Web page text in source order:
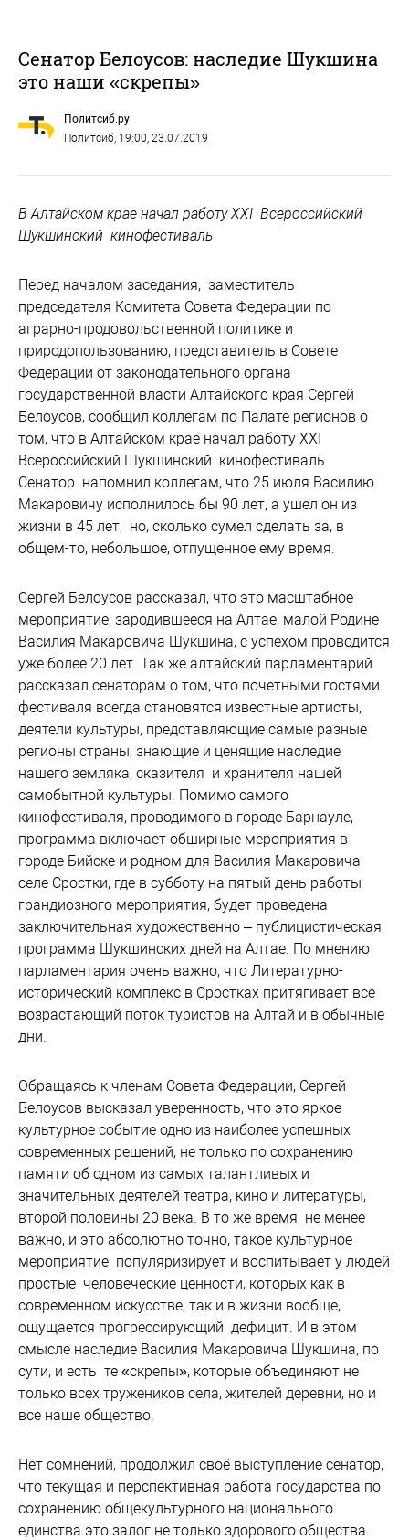
Сенатор Белоусов: наследие Шукшина
это наши «скрепы»
Политсиб.ру
Политсиб, 19:00, 23.07.2019
В Алтайском крае начал работу ХХI Всероссийский
Шукшинский кинофестиваль
Перед началом заседания, заместитель
председателя Комитета Совета Федерации по
аграрно-продовольственной политике и
природопользованию, представитель в Совете
Федерации от законодательного органа
государственной власти Алтайского края Сергей
Белоусов, сообщил коллегам по Палате регионов о
том, что в Алтайском крае начал работу ХХI
Всероссийский Шукшинский кинофестиваль.
Сенатор напомнил коллегам, что 25 июля Василию
Макаровичу исполнилось бы 90 лет, а ушел он из
жизни в 45 лет, но, сколько сумел сделать за, в
общем-то, небольшое, отпущенное ему время.
Сергей Белоусов рассказал, что это масштабное
мероприятие, зародившееся на Алтае, малой Родине
Василия Макаровича Шукшина, с успехом проводится
уже более 20 лет. Так же алтайский парламентарий
рассказал сенаторам о том, что почетными гостями
фестиваля всегда становятся известные артисты,
деятели культуры, представляющие самые разные
регионы страны, знающие и ценящие наследие
нашего земляка, сказителя и хранителя нашей
самобытной культуры. Помимо самого
кинофестиваля, проводимого в городе Барнауле,
программа включает обширные мероприятия в
городе Бийске и родном для Василия Макаровича
селе Сростки, где в субботу на пятый день работы
грандиозного мероприятия, будет проведена
заключительная художественно – публицистическая
программа Шукшинских дней на Алтае. По мнению
парламентария очень важно, что Литературно-
исторический комплекс в Сростках притягивает все
возрастающий поток туристов на Алтай и в обычные
дни.
Обращаясь к членам Совета Федерации, Сергей
Белоусов высказал уверенность, что это яркое
культурное событие одно из наиболее успешных
современных решений, не только по сохранению
памяти об одном из самых талантливых и
значительных деятелей театра, кино и литературы,
второй половины 20 века. В то же время не менее
важно, и это абсолютно точно, такое культурное
мероприятие популяризирует и воспитывает у людей
простые человеческие ценности, которых как в
современном искусстве, так и в жизни вообще,
ощущается прогрессирующий дефицит. И в этом
смысле наследие Василия Макаровича Шукшина, по
сути, и есть те «скрепы», которые объединяют не
только всех тружеников села, жителей деревни, но и
все наше общество.
Нет сомнений, продолжил своё выступление сенатор,
что текущая и перспективная работа государства по
сохранению общекультурного национального
единства это залог не только здорового общества.